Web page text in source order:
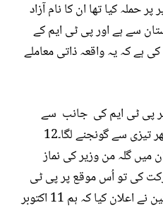
حملہ کیا تھا ان کا نام آزاد
سے ہے اور پی ٹی ایم کے
ہے کہ یہ واقعہ ذاتی معاملے
پی ٹی ایم کی جانب سے
ریاست مخالف بیانیہ ایک بار پھر تیزی سے گونجنے لگا۔12
گلہ من وزیر کی نماز
کی تو اُس موقع پر پی ٹی
ایم کے سربراہ منظور احمد پشتین نے اعلان کیا کہ ہم 11 اکتوبر